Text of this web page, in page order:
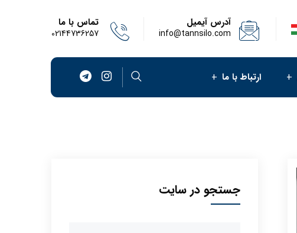
آدرس آیمیل
info@tannsilo.com
تماس با ما
02144736257
ارتباط با ما
جستجو در سایت